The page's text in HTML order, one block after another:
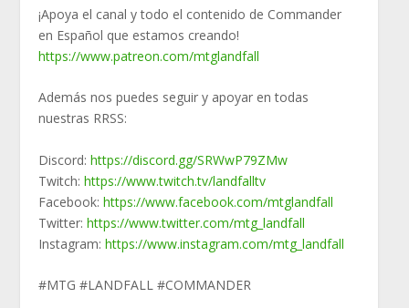
¡Apoya el canal y todo el contenido de Commander
en Español que estamos creando!
https://www.patreon.com/mtglandfall
Además nos puedes seguir y apoyar en todas
nuestras RRSS:
Discord:https://discord.gg/SRWwP79ZMw
Twitch:https://www.twitch.tv/landfalltv
Facebook:https://www.facebook.com/mtglandfall
Twitter:https://www.twitter.com/mtg_landfall
Instagram:https://www.instagram.com/mtg_landfall
#MTG #LANDFALL #COMMANDER